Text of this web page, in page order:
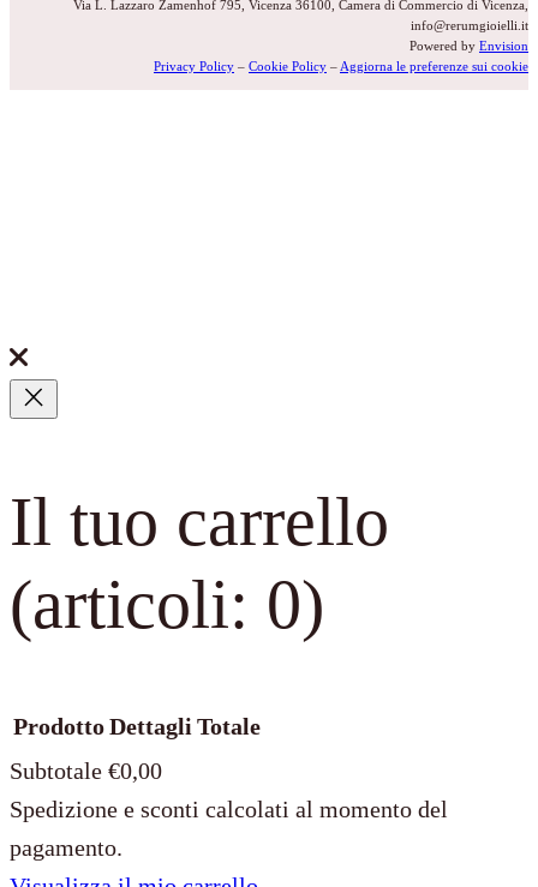
Via L. Lazzaro Zamenhof 795, Vicenza 36100, Camera di Commercio di Vicenza,
info@rerumgioielli.it
Powered by Envision
Privacy Policy – Cookie Policy – Aggiorna le preferenze sui cookie
Il tuo carrello
(articoli: 0)
Prodotti
ProdottoDettagliTotale
Subtotale €0,00
Spedizione e sconti calcolati al momento del
pagamento.